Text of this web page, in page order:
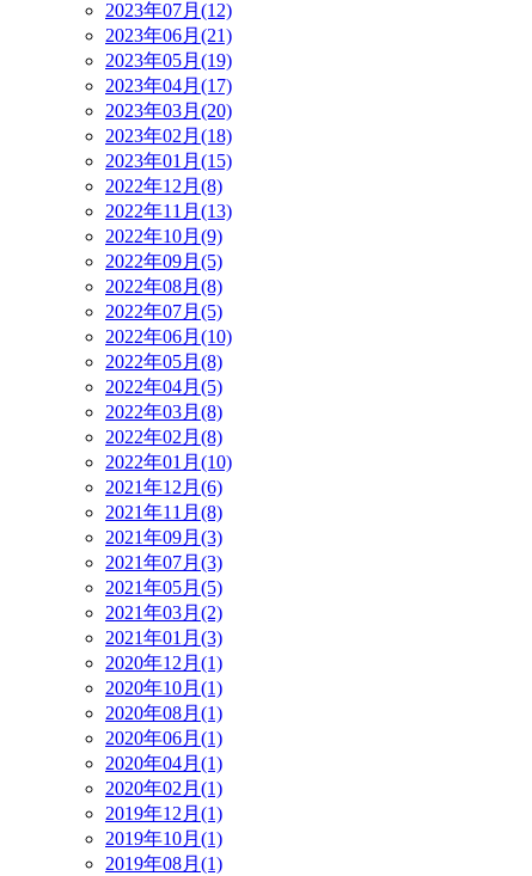
2023年07月(12)
2023年06月(21)
2023年05月(19)
2023年04月(17)
2023年03月(20)
2023年02月(18)
2023年01月(15)
2022年12月(8)
2022年11月(13)
2022年10月(9)
2022年09月(5)
2022年08月(8)
2022年07月(5)
2022年06月(10)
2022年05月(8)
2022年04月(5)
2022年03月(8)
2022年02月(8)
2022年01月(10)
2021年12月(6)
2021年11月(8)
2021年09月(3)
2021年07月(3)
2021年05月(5)
2021年03月(2)
2021年01月(3)
2020年12月(1)
2020年10月(1)
2020年08月(1)
2020年06月(1)
2020年04月(1)
2020年02月(1)
2019年12月(1)
2019年10月(1)
2019年08月(1)